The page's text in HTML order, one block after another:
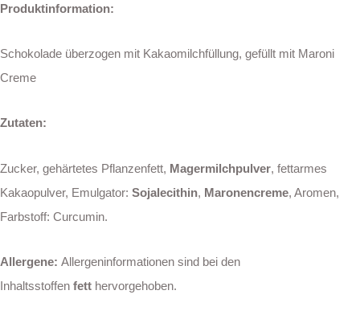
Produktinformation:
Schokolade überzogen mit Kakaomilchfüllung, gefüllt mit Maroni
Creme
Zutaten:
Zucker, gehärtetes Pflanzenfett, Magermilchpulver, fettarmes
Kakaopulver, Emulgator: Sojalecithin, Maronencreme, Aromen,
Farbstoff: Curcumin.
Allergene: Allergeninformationen sind bei den
Inhaltsstoffen fett hervorgehoben.